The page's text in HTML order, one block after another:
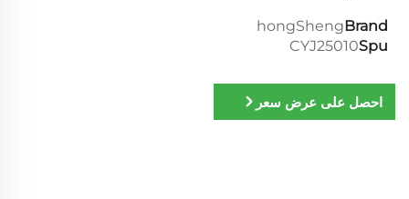
Brand
hongSheng
Spu
CYJ25010
احصل على عرض سعر